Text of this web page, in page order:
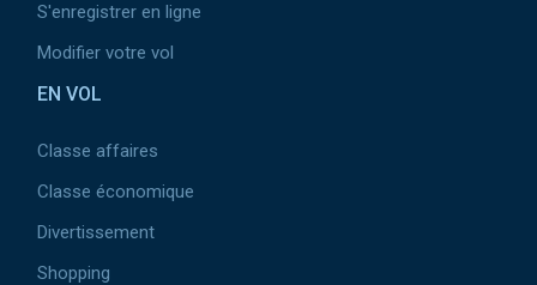
S'enregistrer en ligne
Modifier votre vol
EN VOL
Classe affaires
Classe économique
Divertissement
Shopping